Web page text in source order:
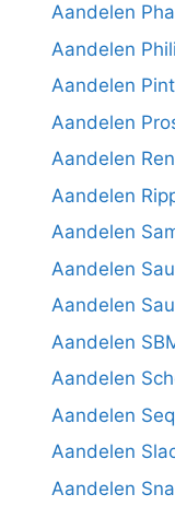
Aandelen
Aandelen
Aandelen
Aandelen
Aandelen
Aandelen
Aandelen
Aandelen
Aandelen
Aandelen
Aandelen
Aandelen
Aandelen
Aandelen